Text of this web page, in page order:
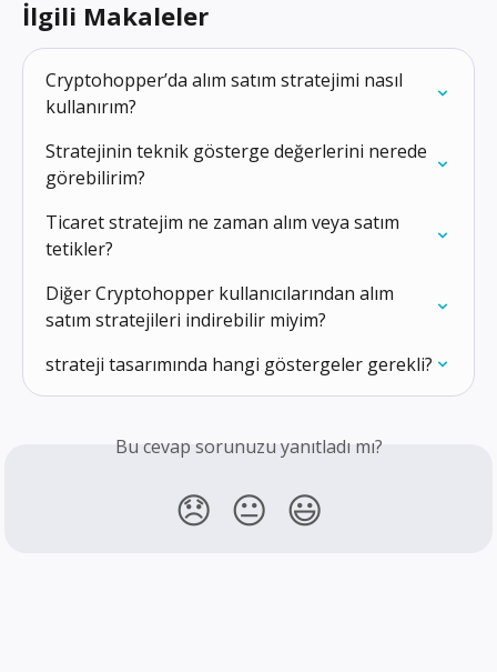
İlgili Makaleler
Cryptohopper’da alım satım stratejimi nasıl
kullanırım?
Stratejinin teknik gösterge değerlerini nerede
görebilirim?
Ticaret stratejim ne zaman alım veya satım
tetikler?
Diğer Cryptohopper kullanıcılarından alım
satım stratejileri indirebilir miyim?
strateji tasarımında hangi göstergeler gerekli?
Bu cevap sorunuzu yanıtladı mı?
😞 😐 😃